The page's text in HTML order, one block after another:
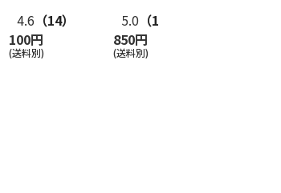
4.6 （14）
100円
(送料別)
5.0 （10）
850円
(送料別)